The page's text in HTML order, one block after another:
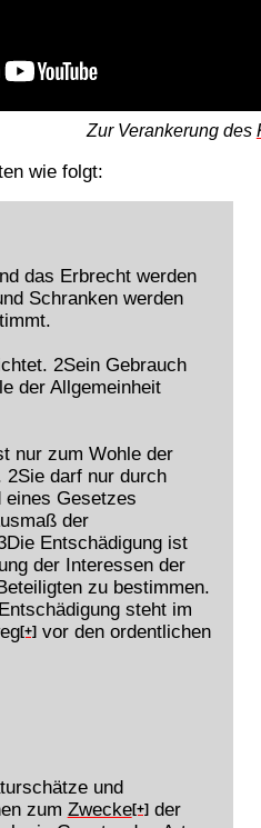
Zur Verankerung des
wie folgt:
das Erbrecht werden
Schranken werden
2Sein Gebrauch
der Allgemeinheit
nur zum Wohle der
darf nur durch
eines Gesetzes
der
Entschädigung ist
der Interessen der
zu bestimmen.
steht im
[+]vor den ordentlichen
und
zum Zwecke[+]der